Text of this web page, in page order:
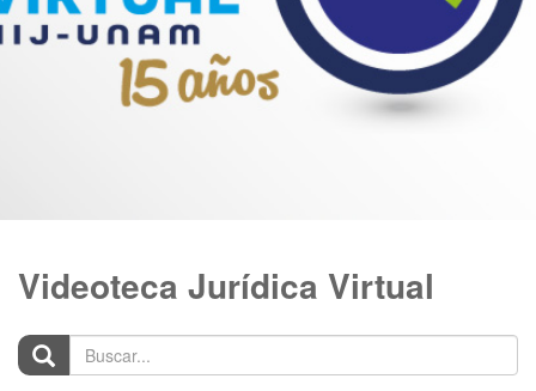
Videoteca Jurídica Virtual
Buscar...